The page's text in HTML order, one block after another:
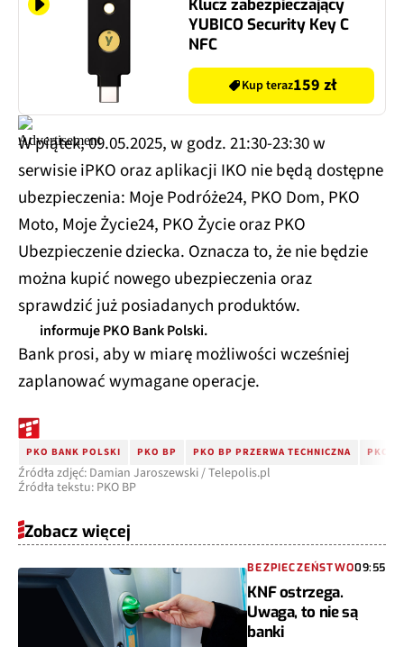
Klucz zabezpieczający
YUBICO Security Key C
NFC
Kup teraz159 zł
W piątek, 09.05.2025, w godz. 21:30-23:30 w
serwisie iPKO oraz aplikacji IKO nie będą dostępne
ubezpieczenia: Moje Podróże24, PKO Dom, PKO
Moto, Moje Życie24, PKO Życie oraz PKO
Ubezpieczenie dziecka. Oznacza to, że nie będzie
można kupić nowego ubezpieczenia oraz
sprawdzić już posiadanych produktów.
informuje PKO Bank Polski.
Bank prosi, aby w miarę możliwości wcześniej
zaplanować wymagane operacje.
PKO BANK POLSKI PKO BP PKO BP PRZERWA TECHNICZNA PKO
Źródła zdjęć: Damian Jaroszewski / Telepolis.pl
Źródła tekstu: PKO BP
Zobacz więcej
BEZPIECZEŃSTWO09:55
KNF ostrzega.
Uwaga, to nie są
banki